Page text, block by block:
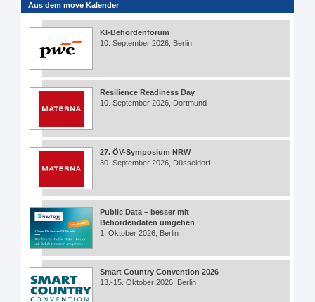
Aus dem move Kalender
KI-Behördenforum
10. September 2026, Berlin
Resilience Readiness Day
10. September 2026, Dortmund
27. ÖV-Symposium NRW
30. September 2026, Düsseldorf
Public Data – besser mit
Behördendaten umgehen
1. Oktober 2026, Berlin
Smart Country Convention 2026
13.-15. Oktober 2026, Berlin